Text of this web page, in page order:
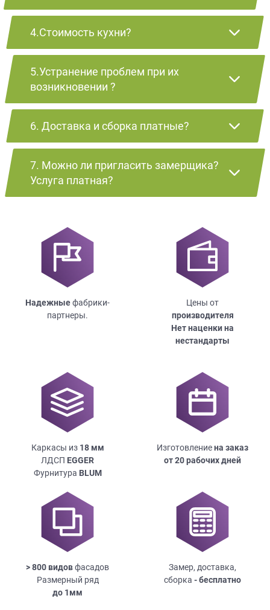
4.Стоимость кухни?
5.Устранение проблем при их
возникновении ?
6. Доставка и сборка платные?
7. Можно ли пригласить замерщика?
Услуга платная?
Надежныефабрики-
партнеры.
Цены от
производителя
Нет наценки на
нестандарты
Каркасы из 18мм
ЛДСП EGGER
Фурнитура BLUM
Изготовлениена заказ
от 20 рабочих дней
> 800 видовфасадов
Размерный ряд
до 1мм
Замер, доставка,
сборка - бесплатно